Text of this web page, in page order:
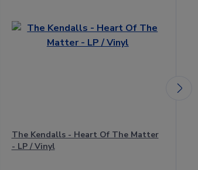
The Kendalls - Heart Of The Matter
- LP / Vinyl